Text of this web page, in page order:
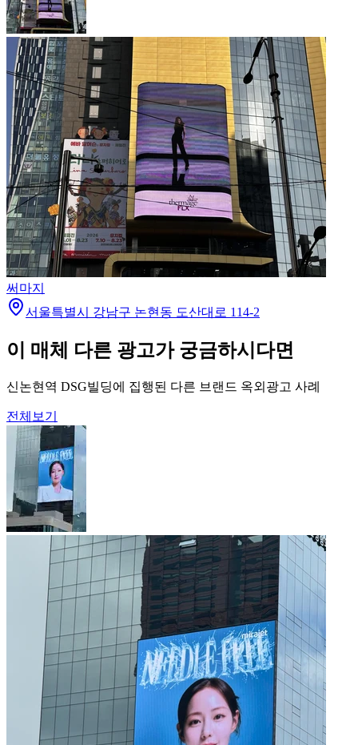
써마지
서울특별시 강남구 논현동 도산대로 114-2
이 매체 다른 광고가 궁금하시다면
신논현역 DSG빌딩에 집행된 다른 브랜드 옥외광고 사례
전체보기